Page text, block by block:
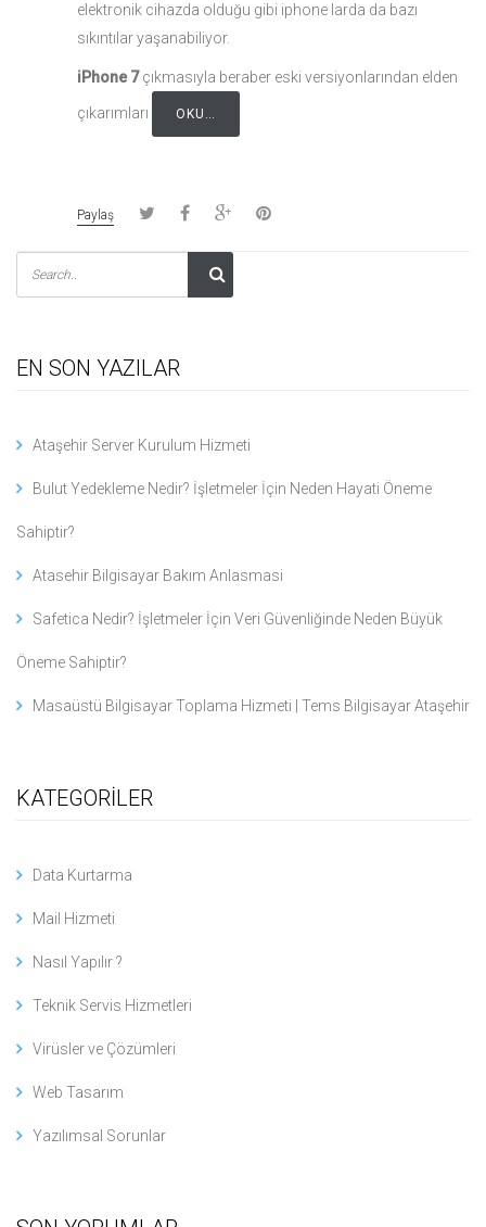
elektronik cihazda olduğu gibi iphone larda da bazı
sıkıntılar yaşanabiliyor.
iPhone 7çıkmasıyla beraber eski versiyonlarından elden
çıkarımları OKU…
Paylaş
EN SON YAZILAR
Ataşehir Server Kurulum Hizmeti
Bulut Yedekleme Nedir? İşletmeler İçin Neden Hayati Öneme
Sahiptir?
Atasehir Bilgisayar Bakım Anlasmasi
Safetica Nedir? İşletmeler İçin Veri Güvenliğinde Neden Büyük
Öneme Sahiptir?
Masaüstü Bilgisayar Toplama Hizmeti | Tems Bilgisayar Ataşehir
KATEGORİLER
Data Kurtarma
Mail Hizmeti
Nasıl Yapılır ?
Teknik Servis Hizmetleri
Virüsler ve Çözümleri
Web Tasarım
Yazılımsal Sorunlar